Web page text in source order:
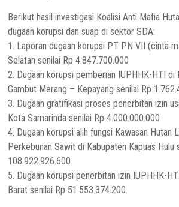
Berikut hasil investigasi Koalisi Anti Mafia
dugaan korupsi dan suap di sektor SDA:
1. Laporan dugaan korupsi PT PN VII (cinta
Selatan senilai Rp 4.847.700.000
2. Dugaan korupsi pemberian IUPHHK-HTI di
Gambut Merang – Kepayang senilai Rp
3. Dugaan gratifikasi proses penerbitan izin
Kota Samarinda senilai Rp 4.000.000.000
4. Dugaan korupsi alih fungsi Kawasan Hutan
Perkebunan Sawit di Kabupaten Kapuas Hulu
108.922.926.600
5. Dugaan korupsi penerbitan izin IUPHHK-
Barat senilai Rp 51.553.374.200.